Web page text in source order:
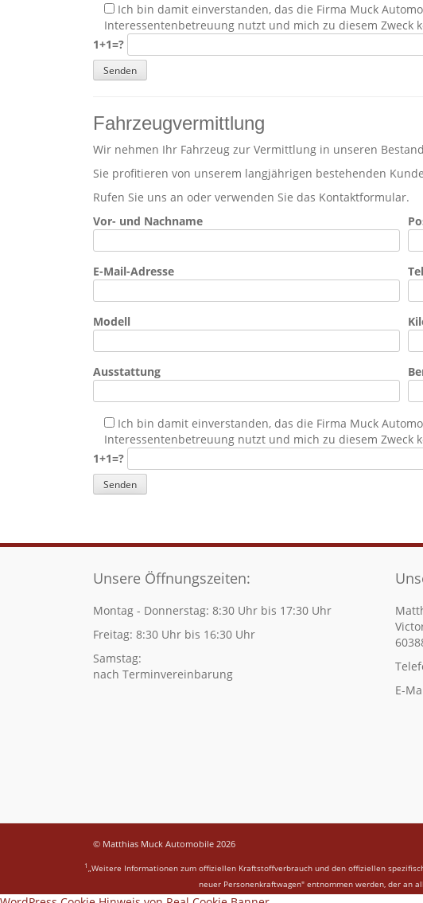
Ich bin damit einverstanden, das die Firma Muck
Interessentenbetreuung nutzt und mich zu diesem Zweck
1+1=?
Fahrzeugvermittlung
Wir nehmen Ihr Fahrzeug zur Vermittlung in unseren
Sie profitieren von unserem langjährigen bestehenden
Rufen Sie uns an oder verwenden Sie das Kontaktformular.
Vor- und Nachname
E-Mail-Adresse
Modell
Ausstattung
Ich bin damit einverstanden, das die Firma Muck
Interessentenbetreuung nutzt und mich zu diesem Zweck
1+1=?
Unsere Öffnungszeiten:
Montag - Donnerstag: 8:30 Uhr bis 17:30 Uhr
Freitag: 8:30 Uhr bis 16:30 Uhr
Samstag:
nach Terminvereinbarung
E-
© Matthias Muck Automobile 2026
1 „Weitere Informationen zum offiziellen Kraftstoffverbrauch und den offiziellen
neuer Personenkraftwagen" entnommen werden, der an